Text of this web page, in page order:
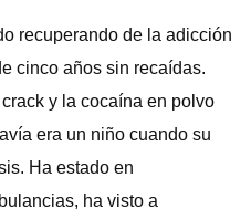
recuperando de la adicción
cinco años sin recaídas.
y la cocaína en polvo
era un niño cuando su
Ha estado en
ha visto a